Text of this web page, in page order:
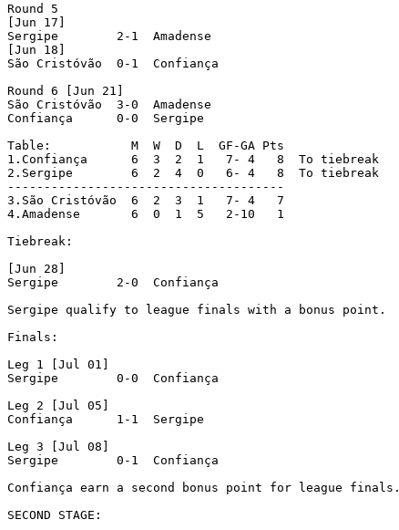
Round 5
[Jun 17]
Sergipe        2-1  Amadense
[Jun 18]
São Cristóvão  0-1  Confiança
Round 6 [Jun 21]
São Cristóvão  3-0  Amadense
Confiança      0-0  Sergipe
Table:           M  W  D  L  GF-GA Pts
1.Confiança      6  3  2  1   7- 4   8  To tiebreak
2.Sergipe        6  2  4  0   6- 4   8  To tiebreak
--------------------------------------
3.São Cristóvão  6  2  3  1   7- 4   7
4.Amadense       6  0  1  5   2-10   1
Tiebreak:
[Jun 28]
Sergipe        2-0  Confiança
Sergipe qualify to league finals with a bonus point.
Finals:
Leg 1 [Jul 01]
Sergipe        0-0  Confiança
Leg 2 [Jul 05]
Confiança      1-1  Sergipe
Leg 3 [Jul 08]
Sergipe        0-1  Confiança
Confiança earn a second bonus point for league finals.
SECOND STAGE: